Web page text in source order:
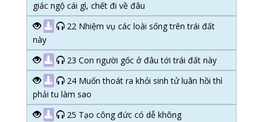
giác ngộ cái gì, chết đi về đâu
22 Nhiệm vụ các loài sống trên trái đất
này
23 Con người gốc ở đâu tới trái đất này
24 Muốn thoát ra khỏi sinh tử luân hồi thì
phải tu làm sao
25 Tạo công đức có dễ không